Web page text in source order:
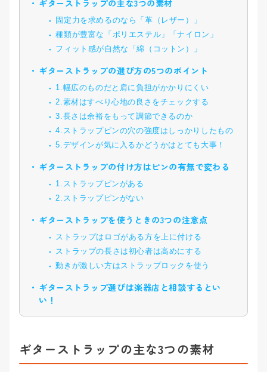
ギターストラップの主な3つの素材
固定力を求めるのなら「革（レザー）」
種類が豊富な「ポリエステル」「ナイロン」
フィット感が自然な「綿（コットン）」
ギターストラップの選び方の5つのポイント
1.幅広のものだと肩に負担がかかりにくい
2.素材はすべり心地の良さをチェックする
3.長さは余裕をもって調節できるのか
4.ストラップピンの穴の強度はしっかりしたもの
5.デザインが気に入るかどうかはとても大事！
ギターストラップの付け方はピンの有無で変わる
1.ストラップピンがある
2.ストラップピンがない
ギターストラップを使うときの3つの注意点
ストラップはロゴがある方を上に付ける
ストラップの長さは初心者は高めにする
動きが激しい方はストラップロックを使う
ギターストラップ選びは楽器店と相談するとい
い！
ギターストラップの主な3つの素材